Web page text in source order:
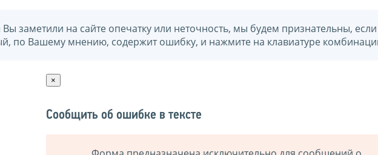
Вы заметили на сайте опечатку или неточность, мы будем признательны,
по Вашему мнению, содержит ошибку, и нажмите на клавиатуре
×
Сообщить об ошибке в тексте